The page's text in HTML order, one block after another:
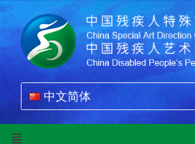
中文简体